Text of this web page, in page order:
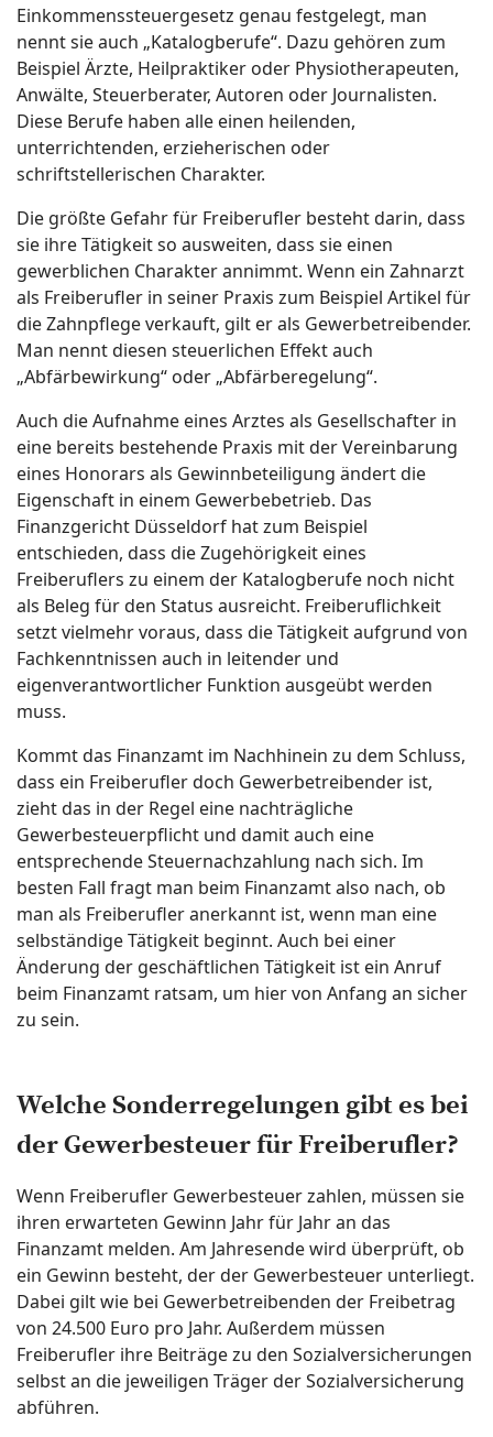
Einkommenssteuergesetz genau festgelegt, man
nennt sie auch „Katalogberufe“. Dazu gehören zum
Beispiel Ärzte, Heilpraktiker oder Physiotherapeuten,
Anwälte, Steuerberater, Autoren oder Journalisten.
Diese Berufe haben alle einen heilenden,
unterrichtenden, erzieherischen oder
schriftstellerischen Charakter.
Die größte Gefahr für Freiberufler besteht darin, dass
sie ihre Tätigkeit so ausweiten, dass sie einen
gewerblichen Charakter annimmt. Wenn ein Zahnarzt
als Freiberufler in seiner Praxis zum Beispiel Artikel für
die Zahnpflege verkauft, gilt er als Gewerbetreibender.
Man nennt diesen steuerlichen Effekt auch
„Abfärbewirkung“ oder „Abfärberegelung“.
Auch die Aufnahme eines Arztes als Gesellschafter in
eine bereits bestehende Praxis mit der Vereinbarung
eines Honorars als Gewinnbeteiligung ändert die
Eigenschaft in einem Gewerbebetrieb. Das
Finanzgericht Düsseldorf hat zum Beispiel
entschieden, dass die Zugehörigkeit eines
Freiberuflers zu einem der Katalogberufe noch nicht
als Beleg für den Status ausreicht. Freiberuflichkeit
setzt vielmehr voraus, dass die Tätigkeit aufgrund von
Fachkenntnissen auch in leitender und
eigenverantwortlicher Funktion ausgeübt werden
muss.
Kommt das Finanzamt im Nachhinein zu dem Schluss,
dass ein Freiberufler doch Gewerbetreibender ist,
zieht das in der Regel eine nachträgliche
Gewerbesteuerpflicht und damit auch eine
entsprechende Steuernachzahlung nach sich. Im
besten Fall fragt man beim Finanzamt also nach, ob
man als Freiberufler anerkannt ist, wenn man eine
selbständige Tätigkeit beginnt. Auch bei einer
Änderung der geschäftlichen Tätigkeit ist ein Anruf
beim Finanzamt ratsam, um hier von Anfang an sicher
zu sein.
Welche Sonderregelungen gibt es bei
der Gewerbesteuer für Freiberufler?
Wenn Freiberufler Gewerbesteuer zahlen, müssen sie
ihren erwarteten Gewinn Jahr für Jahr an das
Finanzamt melden. Am Jahresende wird überprüft, ob
ein Gewinn besteht, der der Gewerbesteuer unterliegt.
Dabei gilt wie bei Gewerbetreibenden der Freibetrag
von 24.500 Euro pro Jahr. Außerdem müssen
Freiberufler ihre Beiträge zu den Sozialversicherungen
selbst an die jeweiligen Träger der Sozialversicherung
abführen.